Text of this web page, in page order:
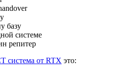
базу
системе
репитер
система от RTX это: